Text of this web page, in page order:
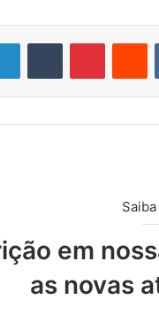
em
as novas